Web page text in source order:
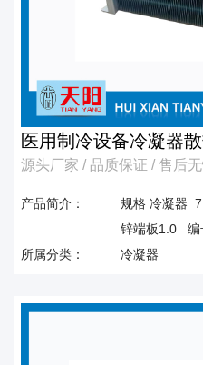
医用制冷设备冷凝器
源头厂家 / 品质保证 / 售后
产品简介：
规格 冷凝器
锌端板1.0 编
所属分类：
冷凝器